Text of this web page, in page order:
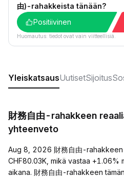
由)-rahakkeista tänään?
Positiivinen
Huomautus: tiedot ovat vain viitteellisiä.
YleiskatsausUutisetSijoitus
財務自由-rahakkeen
yhteenveto
Aug 8, 2026 財務自由-
CHF80.03K, mikä vastaa +1.06%
aikana. 財務自由-rahakkeen